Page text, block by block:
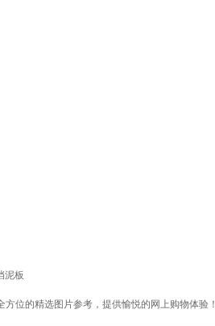
泥板
位的精选图片参考，提供愉悦的网上购物体验！